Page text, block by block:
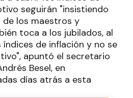
seguirán "insistiendo
de los maestros y
toca a los jubilados, al
de inflación y no se
apuntó el secretario
Besel, en
días atrás a esta